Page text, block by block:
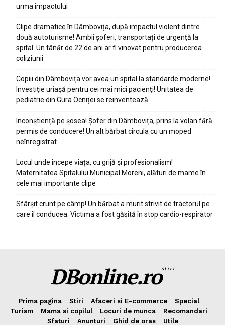
urma impactului
Clipe dramatice în Dâmbovița, după impactul violent dintre
două autoturisme! Ambii șoferi, transportați de urgență la
spital. Un tânăr de 22 de ani ar fi vinovat pentru producerea
coliziunii
Copiii din Dâmbovița vor avea un spital la standarde moderne!
Investiție uriașă pentru cei mai mici pacienți! Unitatea de
pediatrie din Gura Ocniței se reinventează
Inconștiență pe șosea! Șofer din Dâmbovița, prins la volan fără
permis de conducere! Un alt bărbat circula cu un moped
neînregistrat
Locul unde începe viața, cu grijă și profesionalism!
Maternitatea Spitalului Municipal Moreni, alături de mame în
cele mai importante clipe
Sfârșit crunt pe câmp! Un bărbat a murit strivit de tractorul pe
care îl conducea. Victima a fost găsită în stop cardio-respirator
DBonline.rostiri
Prima pagina Stiri Afaceri si E-commerce
Special
Turism
Mama si copilul Locuri de munca
Recomandari
Sfaturi
Anunturi Ghid de oras Utile